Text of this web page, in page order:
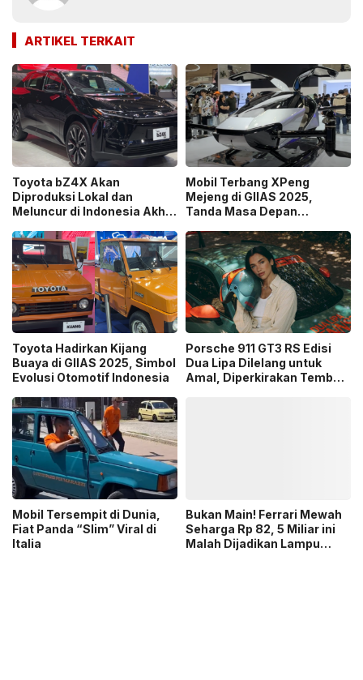
ARTIKEL TERKAIT
Toyota bZ4X Akan
Diproduksi Lokal dan
Meluncur di Indonesia Akhir
Mobil Terbang XPeng
Mejeng di GIIAS 2025,
Tanda Masa Depan
Dekat
Toyota Hadirkan Kijang
Buaya di GIIAS 2025, Simbol
Evolusi Otomotif Indonesia
Porsche 911 GT3 RS Edisi
Dua Lipa Dilelang untuk
Amal, Diperkirakan Tembus
Mobil Tersempit di Dunia,
Fiat Panda “Slim” Viral di
Italia
Bukan Main! Ferrari Mewah
Seharga Rp 82, 5 Miliar ini
Malah Dijadikan Lampu